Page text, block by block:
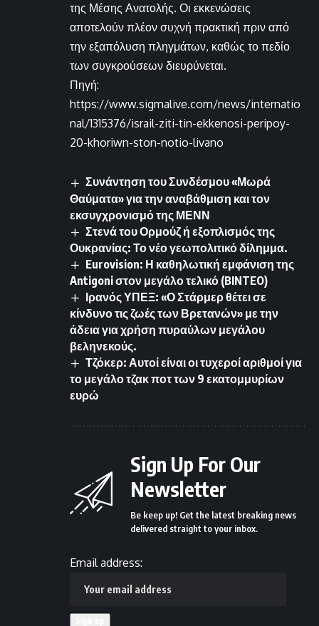
της Μέσης Ανατολής. Οι εκκενώσεις
αποτελούν πλέον συχνή πρακτική πριν από
την εξαπόλυση πληγμάτων, καθώς το πεδίο
των συγκρούσεων διευρύνεται.
Πηγή:
https://www.sigmalive.com/news/internatio
nal/1315376/israil-ziti-tin-ekkenosi-peripoy-
20-khoriwn-ston-notio-livano
Συνάντηση του Συνδέσμου «Μωρά
Θαύματα» για την αναβάθμιση και τον
εκσυγχρονισμό της ΜΕΝΝ
Στενά του Ορμούζ ή εξοπλισμός της
Ουκρανίας: Το νέο γεωπολιτικό δίλημμα.
Eurovision: Η καθηλωτική εμφάνιση της
Antigoni στον μεγάλο τελικό (BINTEO)
Ιρανός ΥΠΕΞ: «Ο Στάρμερ θέτει σε
κίνδυνο τις ζωές των Βρετανών» με την
άδεια για χρήση πυραύλων μεγάλου
βεληνεκούς.
Τζόκερ: Αυτοί είναι οι τυχεροί αριθμοί για
το μεγάλο τζακ ποτ των 9 εκατομμυρίων
ευρώ
Sign Up For Our
Newsletter
Be keep up! Get the latest breaking news
delivered straight to your inbox.
Email address: